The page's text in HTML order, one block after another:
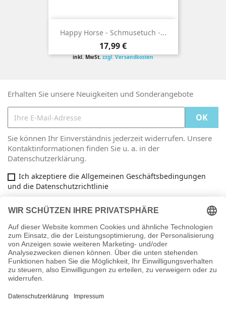
Happy Horse - Schmusetuch -...
Preis
17,99 €
inkl. MwSt.zzgl. Versandkosten
Erhalten Sie unsere Neuigkeiten und Sonderangebote
Sie können Ihr Einverständnis jederzeit widerrufen. Unsere
Kontaktinformationen finden Sie u. a. in der
Datenschutzerklärung.
Ich akzeptiere die Allgemeinen Geschäftsbedingungen
und die Datenschutzrichtlinie
Facebook
ARTIKEL 
INFORMATIONEN